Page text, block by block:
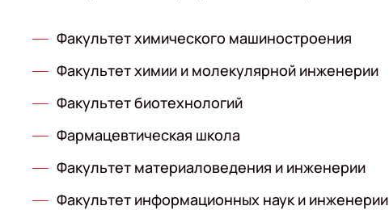
Факультет химического машиностроения
Факультет химии и молекулярной инженерии
Факультет биотехнологий
Фармацевтическая школа
Факультет материаловедения и инженерии
Факультет информационных наук и инженерии